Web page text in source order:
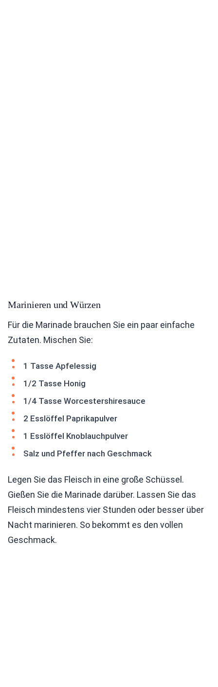
Marinieren und Würzen
Für die Marinade brauchen Sie ein paar einfache
Zutaten. Mischen Sie:
1 Tasse Apfelessig
1/2 Tasse Honig
1/4 Tasse Worcestershiresauce
2 Esslöffel Paprikapulver
1 Esslöffel Knoblauchpulver
Salz und Pfeffer nach Geschmack
Legen Sie das Fleisch in eine große Schüssel.
Gießen Sie die Marinade darüber. Lassen Sie das
Fleisch mindestens vier Stunden oder besser über
Nacht marinieren. So bekommt es den vollen
Geschmack.